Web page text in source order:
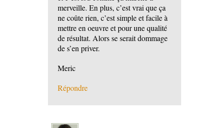
merveille. En plus, c’est vrai que ça
ne coûte rien, c’est simple et facile à
mettre en oeuvre et pour une qualité
de résultat. Alors se serait dommage
de s’en priver.
Meric
Répondre